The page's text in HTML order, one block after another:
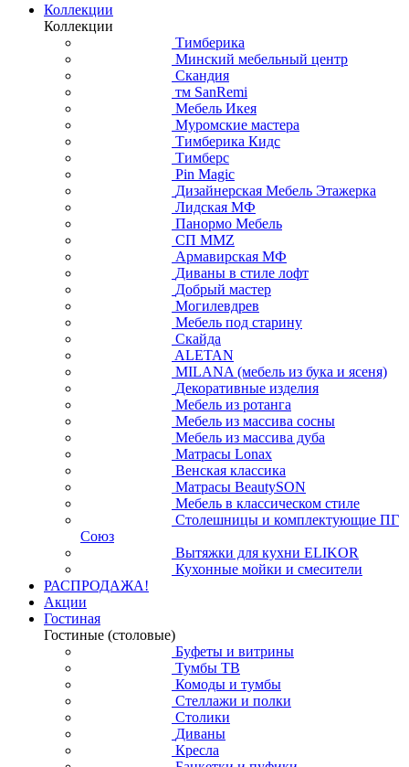
Коллекции
Коллекции
Тимберика
Минский мебельный центр
Скандия
тм SanRemi
Мебель Икея
Муромские мастера
Тимберика Кидс
Тимберс
Pin Magic
Дизайнерская Мебель Этажерка
Лидская МФ
Панормо Мебель
СП ММZ
Армавирская МФ
Диваны в стиле лофт
Добрый мастер
Могилевдрев
Мебель под старину
Скайда
ALETAN
MILANA (мебель из бука и ясеня)
Декоративные изделия
Мебель из ротанга
Мебель из массива сосны
Мебель из массива дуба
Матрасы Lonax
Венская классика
Матрасы BeautySON
Мебель в классическом стиле
Столешницы и комплектующие ПГ
Союз
Вытяжки для кухни ELIKOR
Кухонные мойки и смесители
РАСПРОДАЖА!
Акции
Гостиная
Гостиные (столовые)
Буфеты и витрины
Тумбы ТВ
Комоды и тумбы
Стеллажи и полки
Столики
Диваны
Кресла